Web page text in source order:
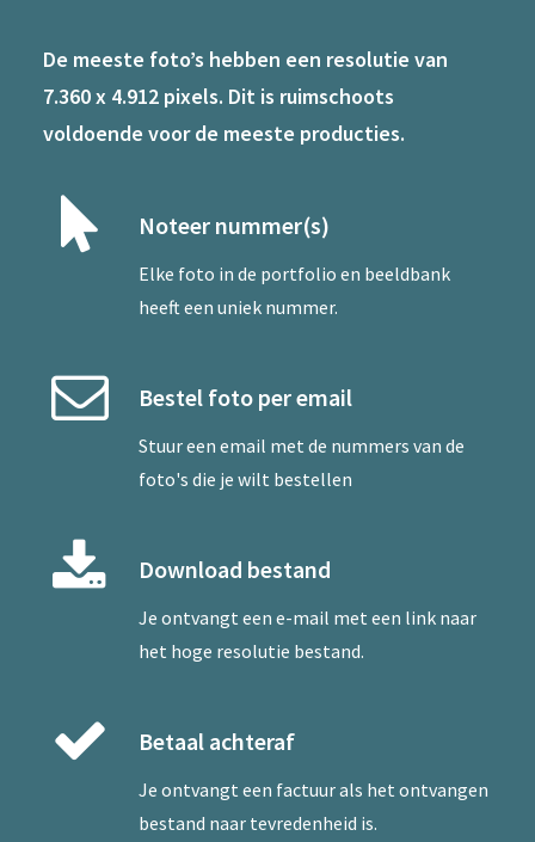
De meeste foto’s hebben een resolutie van
7.360 x 4.912 pixels. Dit is ruimschoots
voldoende voor de meeste producties.
Noteer nummer(s)
Elke foto in de portfolio en beeldbank
heeft een uniek nummer.
Bestel foto per email
Stuur een email met de nummers van de
foto's die je wilt bestellen
Download bestand
Je ontvangt een e-mail met een link naar
het hoge resolutie bestand.
Betaal achteraf
Je ontvangt een factuur als het ontvangen
bestand naar tevredenheid is.